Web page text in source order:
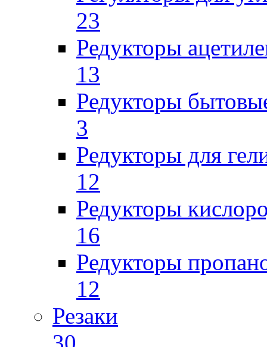
23
Редукторы
13
Редукторы
3
Редукторы для
12
Редукторы
16
Редукторы
12
Резаки